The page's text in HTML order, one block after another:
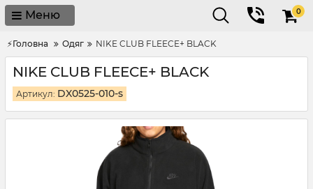
Меню 0
⚡Головна Одяг NIKE CLUB FLEECE+ BLACK
NIKE CLUB FLEECE+ BLACK
Артикул: DX0525-010-s